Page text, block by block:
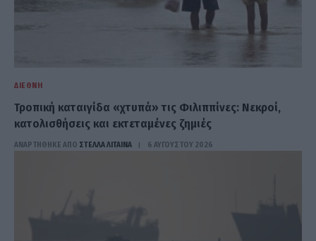
ΔΙΕΘΝΉ
Τροπική καταιγίδα «χτυπά» τις Φιλιππίνες: Νεκροί,
κατολισθήσεις και εκτεταμένες ζημιές
ΑΝΑΡΤΗΘΗΚΕ ΑΠΟ ΣΤΈΛΛΑ ΛΊΤΑΙΝΑ 6 ΑΥΓΟΎΣΤΟΥ 2026